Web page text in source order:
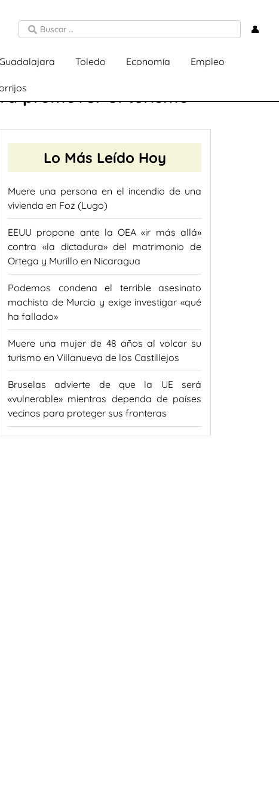
👤
Toledo Economía Empleo
promover el turismo
Lo Más Leído Hoy
Muere una persona en el incendio de una
vivienda en Foz (Lugo)
EEUU propone ante la OEA «ir más allá»
contra «la dictadura» del matrimonio de
Ortega y Murillo en Nicaragua
Podemos condena el terrible asesinato
machista de Murcia y exige investigar «qué
ha fallado»
Muere una mujer de 48 años al volcar su
turismo en Villanueva de los Castillejos
Bruselas advierte de que la UE será
«vulnerable» mientras dependa de países
vecinos para proteger sus fronteras